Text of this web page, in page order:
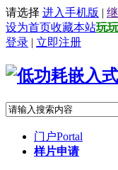
请选择 进入手机版 |
设为首页收藏本站玩
登录 | 立即注册
门户Portal
样片申请